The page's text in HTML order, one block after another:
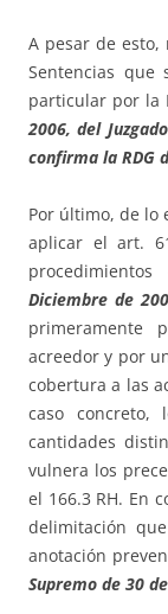
A pesar de esto,
Sentencias que
particular por la
2006, del
confirma la RDG
Por último, de lo
aplicar el art.
Diciembre de
primeramente
acreedor y por
cobertura a las
caso concreto,
cantidades
vulnera los
el 166.3 RH. En
delimitación
anotación
Supremo de 30